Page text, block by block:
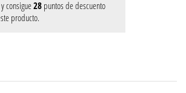
consigue28 puntos de descuento
producto.